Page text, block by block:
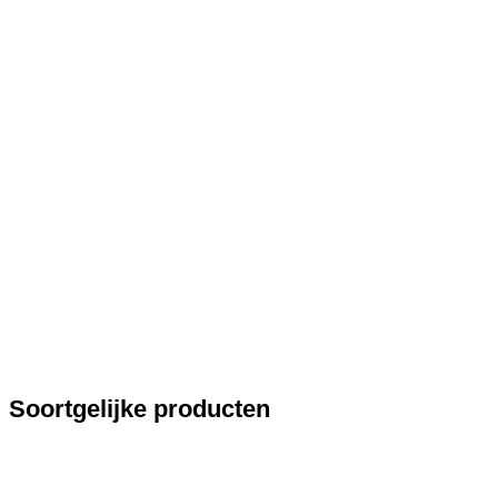
Soortgelijke producten